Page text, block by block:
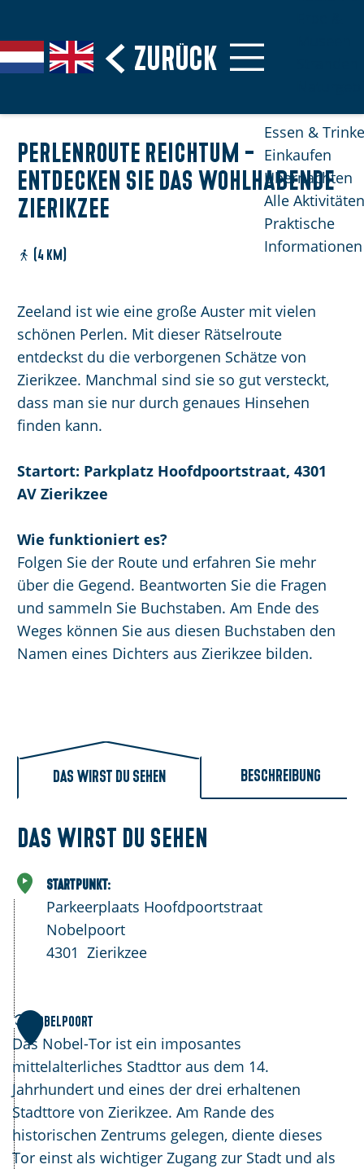
G
e
e
Zurück
S
p
a
G
a
a
G
o
o
t
h
e
E
g
p
Essen &
Einkaufen
Übernachten
Alle Aktivitäten
Praktische
Informationen
Perlenroute Reichtum -
Entdecken Sie das wohlhabende
Zierikzee
(4 km)
Zeeland ist wie eine große Auster mit vielen
schönen Perlen. Mit dieser Rätselroute
entdeckst du die verborgenen Schätze von
Zierikzee. Manchmal sind sie so gut versteckt,
dass man sie nur durch genaues Hinsehen
finden kann.
Startort: Parkplatz Hoofdpoortstraat, 4301
AV Zierikzee
Wie funktioniert es?
Folgen Sie der Route und erfahren Sie mehr
über die Gegend. Beantworten Sie die Fragen
und sammeln Sie Buchstaben. Am Ende des
Weges können Sie aus diesen Buchstaben den
Namen eines Dichters aus Zierikzee bilden.
Das wirst du sehen Beschreibung
Das wirst du sehen
Startpunkt:
Parkeerplaats Hoofdpoortstraat
Nobelpoort
4301 Zierikzee
1 Nobelpoort
Das Nobel-Tor ist ein imposantes
mittelalterliches Stadttor aus dem 14.
Jahrhundert und eines der drei erhaltenen
Stadttore von Zierikzee. Am Rande des
historischen Zentrums gelegen, diente dieses
Tor einst als wichtiger Zugang zur Stadt und als
N
o
b
e
l
p
o